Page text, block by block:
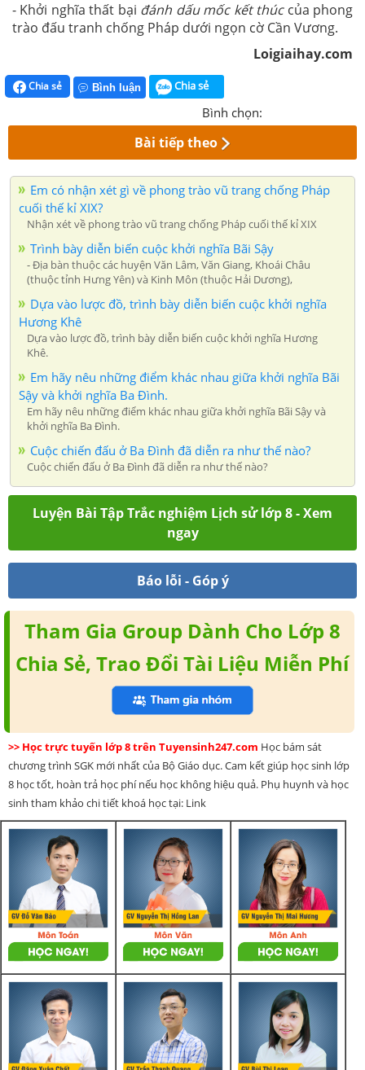
- Khởi nghĩa thất bại đánh dấu mốc kết thúccủa phong
trào đấu tranh chống Pháp dưới ngọn cờ Cần Vương.
Loigiaihay.com
Chia sẻ Bình luận Chia sẻ
Bình chọn:
Bài tiếp theo
Em có nhận xét gì về phong trào vũ trang chống Pháp
cuối thế kỉ XIX?
Nhận xét về phong trào vũ trang chống Pháp cuối thế kỉ XIX
Trình bày diễn biến cuộc khởi nghĩa Bãi Sậy
- Địa bàn thuộc các huyện Văn Lâm, Văn Giang, Khoái Châu
(thuộc tỉnh Hưng Yên) và Kinh Môn (thuộc Hải Dương),
Dựa vào lược đồ, trình bày diễn biến cuộc khởi nghĩa
Hương Khê
Dựa vào lược đồ, trình bày diễn biến cuộc khởi nghĩa Hương
Khê.
Em hãy nêu những điểm khác nhau giữa khởi nghĩa Bãi
Sậy và khởi nghĩa Ba Đình.
Em hãy nêu những điểm khác nhau giữa khởi nghĩa Bãi Sậy và
khởi nghĩa Ba Đình.
Cuộc chiến đấu ở Ba Đình đã diễn ra như thế nào?
Cuộc chiến đấu ở Ba Đình đã diễn ra như thế nào?
Luyện Bài Tập Trắc nghiệm Lịch sử lớp 8 - Xem
ngay
Báo lỗi - Góp ý
Tham Gia Group Dành Cho Lớp 8
Chia Sẻ, Trao Đổi Tài Liệu Miễn Phí
>> Học trực tuyến lớp 8 trên Tuyensinh247.com Học bám sát
chương trình SGK mới nhất của Bộ Giáo dục. Cam kết giúp học sinh lớp
8 học tốt, hoàn trả học phí nếu học không hiệu quả. Phụ huynh và học
sinh tham khảo chi tiết khoá học tại: Link